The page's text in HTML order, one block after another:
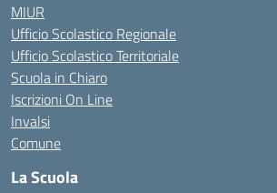
MIUR
Ufficio Scolastico Regionale
Ufficio Scolastico Territoriale
Scuola in Chiaro
Iscrizioni On Line
Invalsi
Comune
La Scuola